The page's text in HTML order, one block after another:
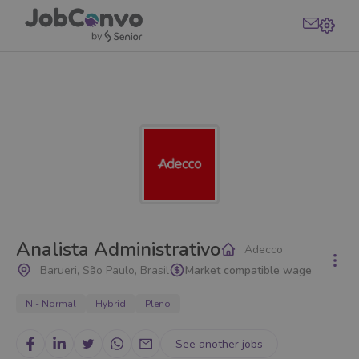
Analista Administrativo
Adecco
Barueri, São Paulo, Brasil
Market compatible wage
N - Normal Hybrid Pleno
See another jobs